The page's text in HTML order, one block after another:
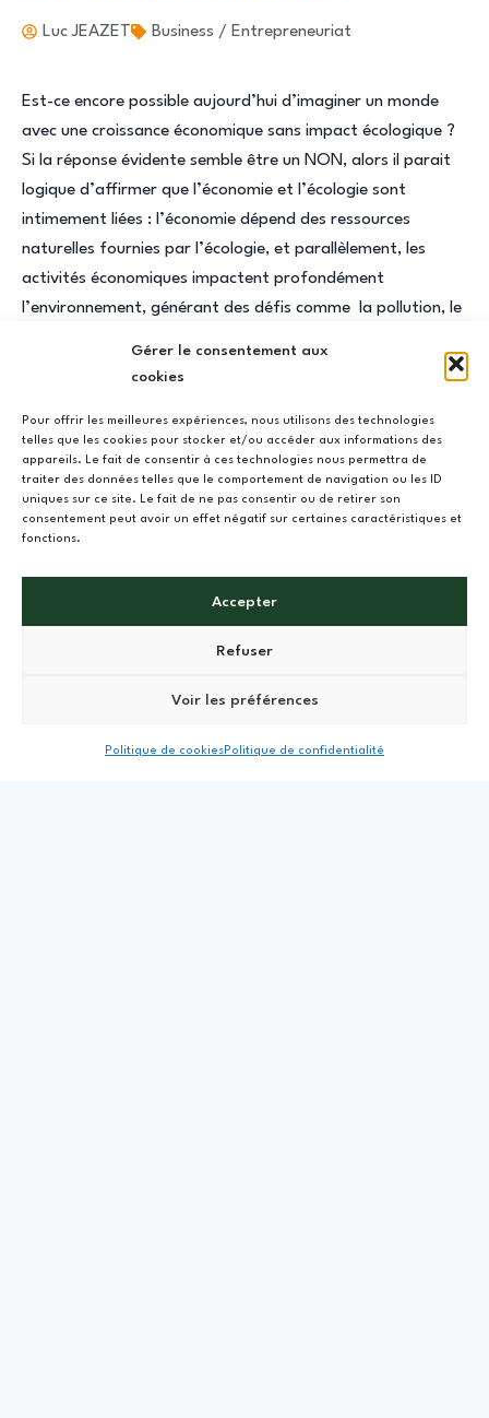
Gérer le consentement aux
cookies
Pour offrir les meilleures expériences, nous utilisons des technologies
telles que les cookies pour stocker et/ou accéder aux informations des
appareils. Le fait de consentir à ces technologies nous permettra de
traiter des données telles que le comportement de navigation ou les ID
uniques sur ce site. Le fait de ne pas consentir ou de retirer son
consentement peut avoir un effet négatif sur certaines caractéristiques et
fonctions.
Accepter
Refuser
Voir les préférences
Politique de cookiesPolitique de confidentialité
Luc JEAZET Business / Entrepreneuriat
Est-ce encore possible aujourd’hui d’imaginer un monde
avec une croissance économique sans impact écologique ?
Si la réponse évidente semble être un NON, alors il parait
logique d’affirmer que l’économie et l’écologie sont
intimement liées : l’économie dépend des ressources
naturelles fournies par l’écologie, et parallèlement, les
activités économiques impactent profondément
l’environnement, générant des défis comme la pollution, le
avec pour conséquence une augmentation fulgurante des
Les catastrophes naturelles et l’urgence climatiques sont
bien réelles, mais force est de constater que celles et ceux
qui savent tirer leurs épingles du jeu en ont fait une
véritable opportunité d’enrichissement.
Durant cet atelier, nous aborderons :
Les métiers porteurs dans l’écologie,
Les niches fiscales à notre disposition